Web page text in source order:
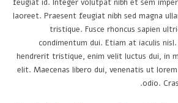
feugiat id. Integer volutpat nibh et sem
laoreet. Praesent feugiat nibh sed magna
tristique. Fusce rhoncus sapien
condimentum dui. Etiam at iaculis
hendrerit tristique, enim velit luctus dui, in
elit. Maecenas libero dui, venenatis ut
odio.